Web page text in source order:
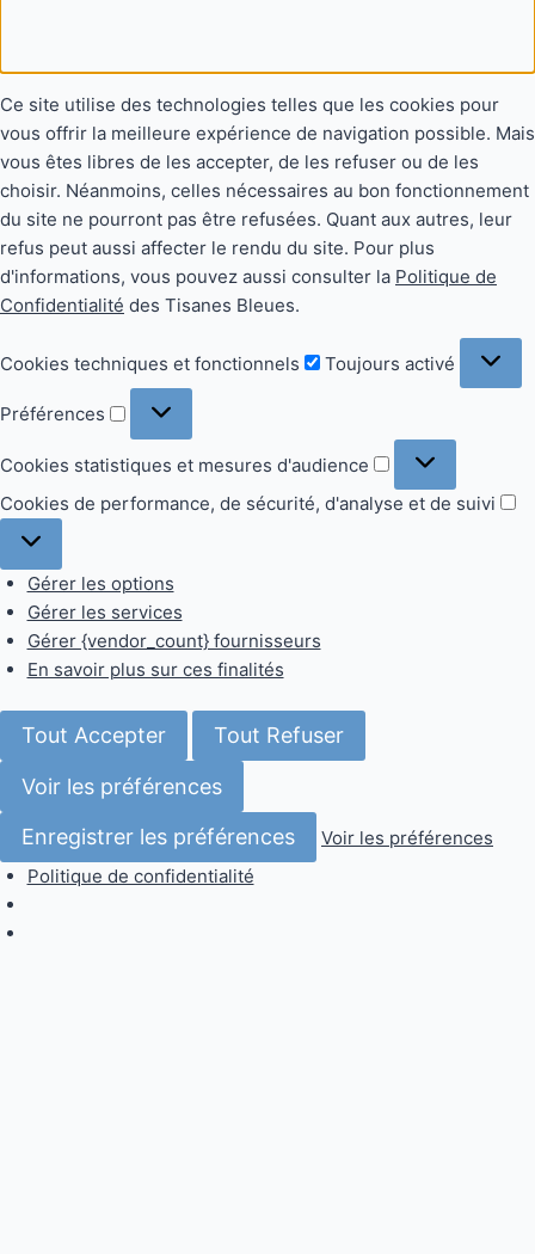
Ce site utilise des technologies telles que les cookies pour
vous offrir la meilleure expérience de navigation possible. Mais
vous êtes libres de les accepter, de les refuser ou de les
choisir. Néanmoins, celles nécessaires au bon fonctionnement
du site ne pourront pas être refusées. Quant aux autres, leur
refus peut aussi affecter le rendu du site. Pour plus
d'informations, vous pouvez aussi consulter la Politique de
Confidentialité des Tisanes Bleues.
Cookies techniques et fonctionnels
Cookies
techniques
fonctionnels
Toujours activé
Préférences
Préférences
Cookies statistiques et mesures d'audience
Cookies
et
Cookies de performance, de sécurité, d'analyse et de suivi
Gérer les options
Gérer les services
Gérer {vendor_count} fournisseurs
En savoir plus sur ces finalités
Tout Accepter Tout Refuser
Voir les préférences
Enregistrer les préférences
Voir les préférences
Politique de confidentialité